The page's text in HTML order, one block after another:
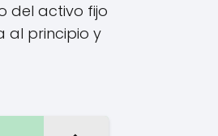
del activo fijo
al principio y